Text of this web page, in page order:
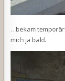
…bekam
mich ja bald.